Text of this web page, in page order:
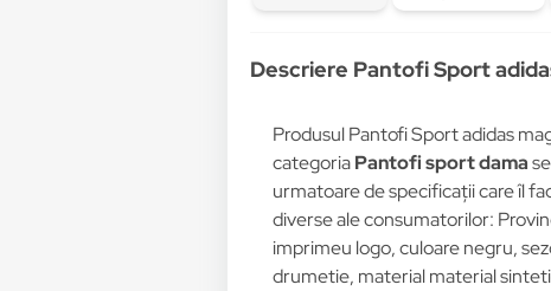
Descriere Pantofi Sport
Produsul Pantofi Sport adidas
categoriaPantofi sport dama
urmatoare de specificații care îl
diverse ale consumatorilor:
imprimeu logo, culoare negru,
drumetie, material material